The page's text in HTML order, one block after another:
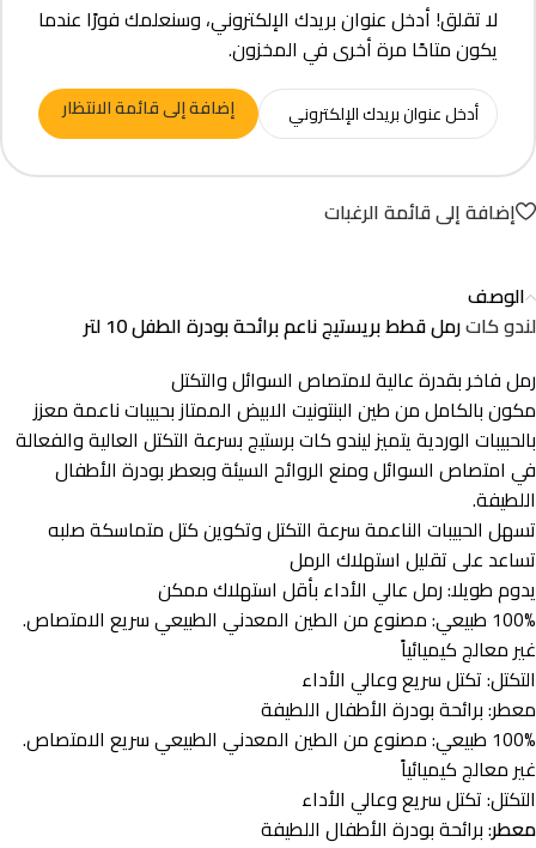
لا تقلق! أدخل عنوان بريدك الإلكتروني، وسنعلمك فورًا عندما
يكون متاحًا مرة أخرى في المخزون.
إضافة إلى قائمة الانتظار
إضافة إلى قائمة الرغبات
الوصف
لندو كاترمل قطط بريستيج ناعم برائحة بودرة الطفل 10 لتر
رمل فاخر بقدرة عالية لامتصاص السوائل والتكتل
مكون بالكامل من طين البنتونيت الابيض الممتاز بحبيبات ناعمة معزز
بالحبيبات الوردية يتميز ليندو كات برستيج بسرعة التكتل العالية والفعالة
في امتصاص السوائل ومنع الروائح السيئة وبعطر بودرة الأطفال
اللطيفة.
تسهل الحبيبات الناعمة سرعة التكتل وتكوين كتل متماسكة صلبه
تساعد على تقليل استهلاك الرمل
يدوم طويلا: رمل عالي الأداء بأقل استهلاك ممكن
100% طبيعي: مصنوع من الطين المعدني الطبيعي سريع الامتصاص.
غير معالج كيميائياً
التكتل: تكتل سريع وعالي الأداء
معطر: برائحة بودرة الأطفال اللطيفة
100% طبيعي: مصنوع من الطين المعدني الطبيعي سريع الامتصاص.
غير معالج كيميائياً
التكتل: تكتل سريع وعالي الأداء
معطر: برائحة بودرة الأطفال اللطيفة